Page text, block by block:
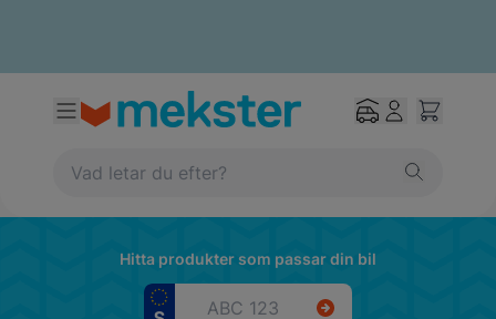
Hitta produkter som passar din bil